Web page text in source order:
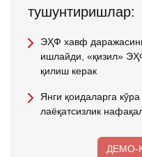
тушунтиришлар:
ЭҲФ хавф
ишлайди, «қизил»
қилиш керак
Янги қоидаларга
лаёқатсизлик
ДЕМО-